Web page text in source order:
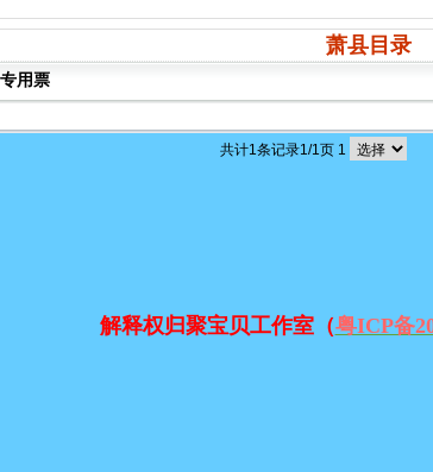
萧县目录
用票
共计1条记录1/1页 1
解释权归聚宝贝工作室（粤ICP备